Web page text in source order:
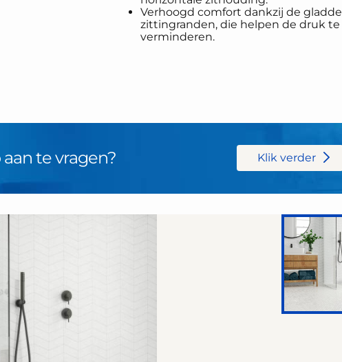
Verhoogd comfort dankzij de gladde
zittingranden, die helpen de druk te
verminderen.
te vragen? Klik verder